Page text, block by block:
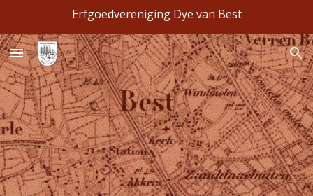
Erfgoedvereniging Dye van Best